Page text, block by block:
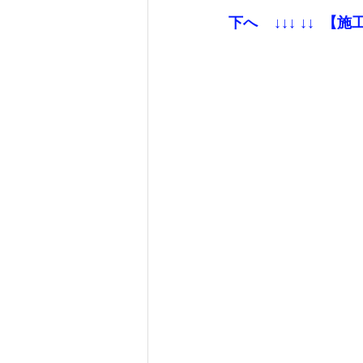
下へ    ↓↓↓ ↓↓  【